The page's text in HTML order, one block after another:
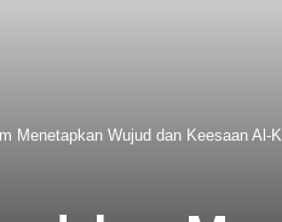
Menetapkan Wujud dan Keesaan Al-